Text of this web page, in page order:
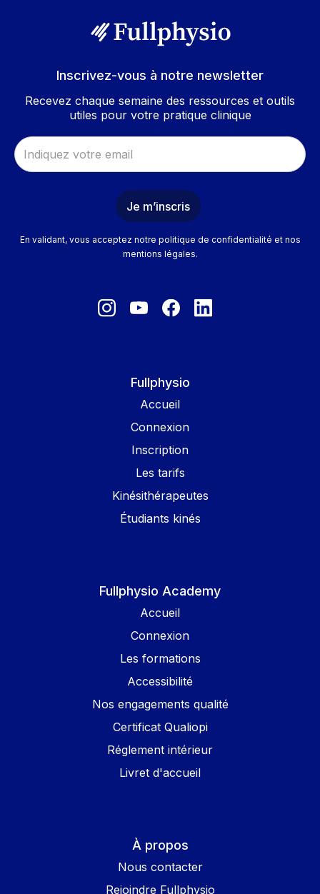
Inscrivez-vous à notre newsletter
Recevez chaque semaine des ressources et outils
utiles pour votre pratique clinique
En validant, vous acceptez notre politique de confidentialité et nos
mentions légales.
Fullphysio
Accueil
Connexion
Inscription
Les tarifs
Kinésithérapeutes
Étudiants kinés
Fullphysio Academy
Accueil
Connexion
Les formations
Accessibilité
Nos engagements qualité
Certificat Qualiopi
Réglement intérieur
Livret d'accueil
À propos
Nous contacter
Rejoindre Fullphysio